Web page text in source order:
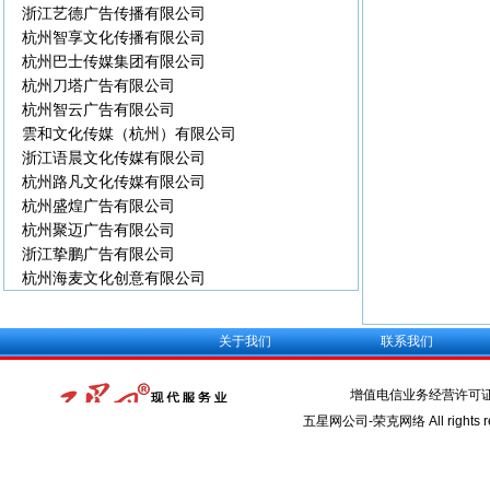
浙江艺德广告传播有限公司
杭州智享文化传播有限公司
杭州巴士传媒集团有限公司
杭州刀塔广告有限公司
杭州智云广告有限公司
雲和文化传媒（杭州）有限公司
浙江语晨文化传媒有限公司
杭州路凡文化传媒有限公司
杭州盛煌广告有限公司
杭州聚迈广告有限公司
浙江挚鹏广告有限公司
杭州海麦文化创意有限公司
关于我们 联系我们
增值电信业务经营许可
五星网公司-荣克网络 All